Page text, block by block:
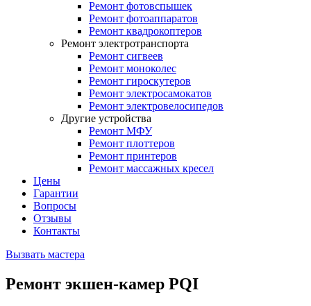
Ремонт фотовспышек
Ремонт фотоаппаратов
Ремонт квадрокоптеров
Ремонт электротранспорта
Ремонт сигвеев
Ремонт моноколес
Ремонт гироскутеров
Ремонт электросамокатов
Ремонт электровелосипедов
Другие устройства
Ремонт МФУ
Ремонт плоттеров
Ремонт принтеров
Ремонт массажных кресел
Цены
Гарантии
Вопросы
Отзывы
Контакты
Вызвать мастера
Ремонт экшен-камер PQI